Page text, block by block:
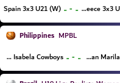
Spain 3x3 U21 (W) .. - .. Greece 3x3 U21 (W)
Philippines MPBL
Ilagan Isabela Cowboys .. - .. Meycauayan Marilao Gems